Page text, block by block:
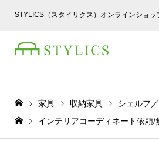
STYLICS（スタイリクス）オンラインショッ
家具 収納家具 シェルフ
インテリアコーディネート依頼/